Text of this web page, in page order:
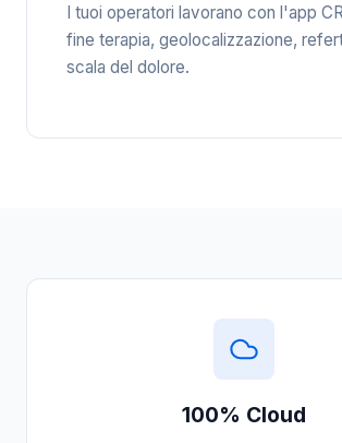
I tuoi operatori lavorano con l'app
fine terapia, geolocalizzazione,
scala del dolore.
100% Cloud